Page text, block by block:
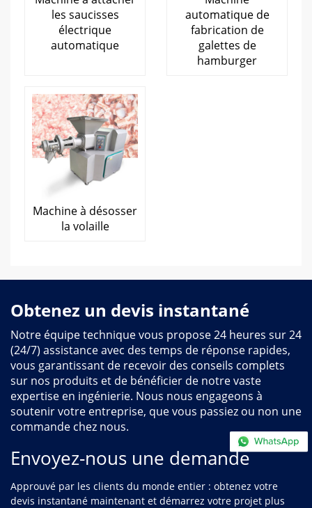
les saucisses
électrique
automatique
automatique de
fabrication de
galettes de
hamburger
Machine à désosser
la volaille
Obtenez un devis instantané
Notre équipe technique vous propose 24 heures sur 24
(24/7) assistance avec des temps de réponse rapides,
vous garantissant de recevoir des conseils complets
sur nos produits et de bénéficier de notre vaste
expertise en ingénierie. Nous nous engageons à
soutenir votre entreprise, que vous passiez ou non une
commande chez nous.
Envoyez-nous une demande
Approuvé par les clients du monde entier : obtenez votre
devis instantané maintenant et démarrez votre projet plus